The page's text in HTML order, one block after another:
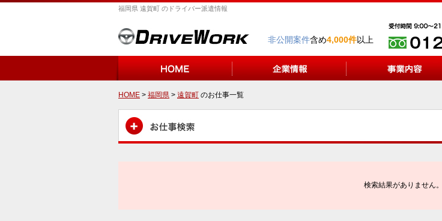
福岡県 遠賀町 のドライバー派遣情報
非公開案件含め4,000件以上
HOME > 福岡県 > 遠賀町 のお仕事一覧
検索結果がありません。